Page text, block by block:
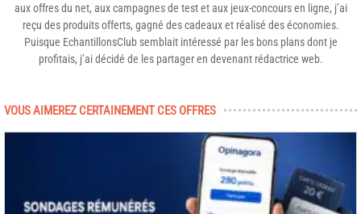
aux offres du net, aux campagnes de test et aux jeux-concours en ligne, j’ai
reçu des produits offerts, gagné des cadeaux et réalisé des économies.
Puisque EchantillonsClub semblait intéressé par les bons plans dont je
profitais, j’ai décidé de les partager en devenant rédactrice web.
VOUS AIMEREZ CERTAINEMENT CES OFFRES